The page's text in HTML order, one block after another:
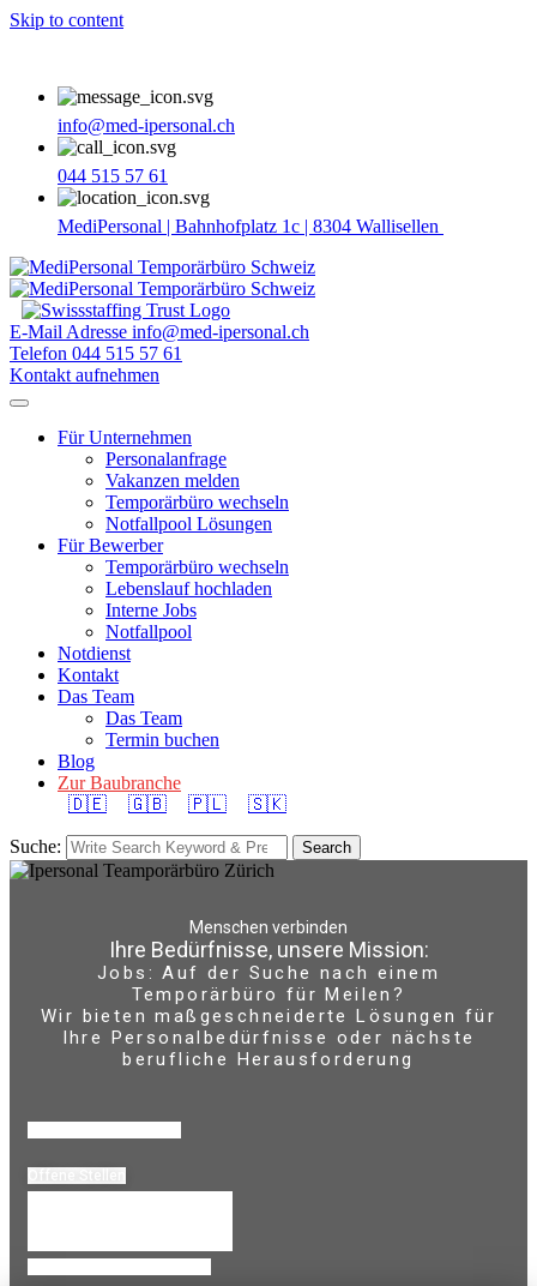
Skip to content
info@med-ipersonal.ch
044 515 57 61
MediPersonal | Bahnhofplatz 1c | 8304 Wallisellen
E-Mail Adresse info@med-ipersonal.ch
Telefon 044 515 57 61
Kontakt aufnehmen
Für Unternehmen
Personalanfrage
Vakanzen melden
Temporärbüro wechseln
Notfallpool Lösungen
Für Bewerber
Temporärbüro wechseln
Lebenslauf hochladen
Interne Jobs
Notfallpool
Notdienst
Kontakt
Das Team
Das Team
Termin buchen
Blog
Zur Baubranche
🇩🇪
🇬🇧 🇵🇱 🇸🇰
Suche: Search
Menschen verbinden
Ihre Bedürfnisse, unsere Mission:
Jobs: Auf der Suche nach einem
Temporärbüro für Meilen?
Wir bieten maßgeschneiderte Lösungen für
Ihre Personalbedürfnisse oder nächste
berufliche Herausforderung